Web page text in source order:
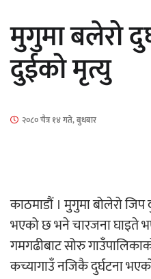
मुगुमा बलेरो
दुईको मृत्यु
२०८० चैत्र १४ गते, बुधबार
काठमाडौं । मुगुमा बोलेरो
भएको छ भने चारजना घाइते
गमगढीबाट सोरु
कच्यागाउँ नजिकै दुर्घटना